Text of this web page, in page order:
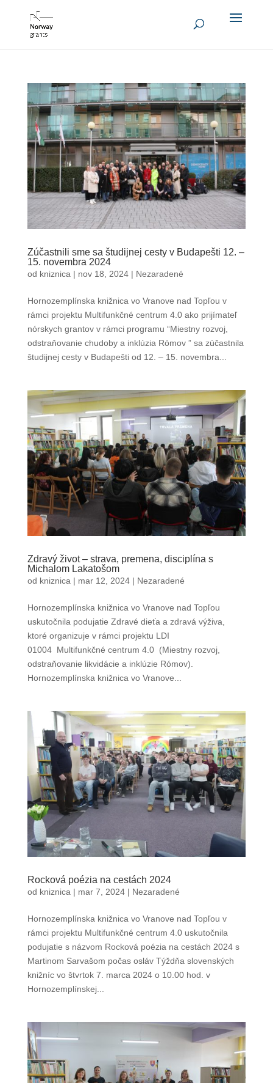
Zúčastnili sme sa študijnej cesty v Budapešti 12. –
15. novembra 2024
od kniznica | nov 18, 2024| Nezaradené
Hornozemplínska knižnica vo Vranove nad Topľou v
rámci projektu Multifunkčné centrum 4.0 ako prijímateľ
nórskych grantov v rámci programu “Miestny rozvoj,
odstraňovanie chudoby a inklúzia Rómov ” sa zúčastnila
študijnej cesty v Budapešti od 12. – 15. novembra...
Zdravý život – strava, premena, disciplína s
Michalom Lakatošom
od kniznica | mar 12, 2024| Nezaradené
Hornozemplínska knižnica vo Vranove nad Topľou
uskutočnila podujatie Zdravé dieťa a zdravá výživa,
ktoré organizuje v rámci projektu LDI
01004 Multifunkčné centrum 4.0 (Miestny rozvoj,
odstraňovanie likvidácie a inklúzie Rómov).
Hornozemplínska knižnica vo Vranove...
Rocková poézia na cestách 2024
od kniznica | mar 7, 2024| Nezaradené
Hornozemplínska knižnica vo Vranove nad Topľou v
rámci projektu Multifunkčné centrum 4.0 uskutočnila
podujatie s názvom Rocková poézia na cestách 2024 s
Martinom Sarvašom počas osláv Týždňa slovenských
knižníc vo štvrtok 7. marca 2024 o 10.00 hod. v
Hornozemplínskej...